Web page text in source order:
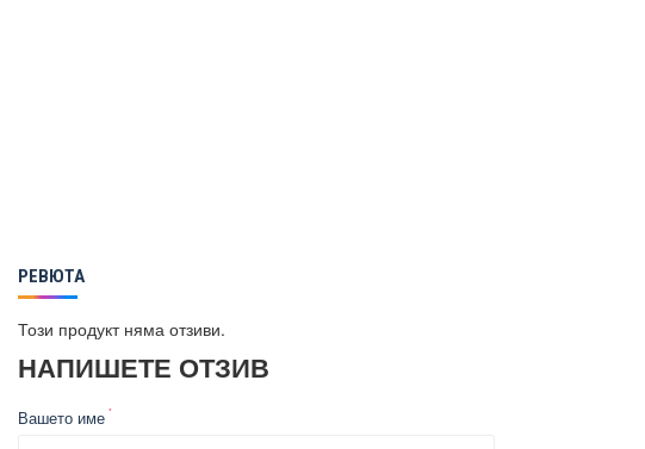
РЕВЮТА
Този продукт няма отзиви.
НАПИШЕТЕ ОТЗИВ
Вашето име